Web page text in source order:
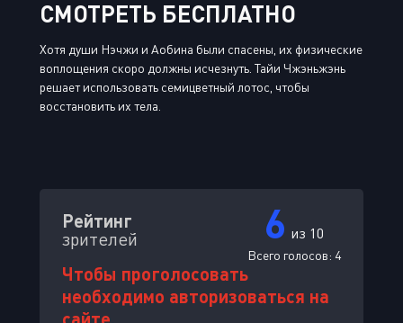
СМОТРЕТЬ БЕСПЛАТНО
Хотя души Нэчжи и Аобина были спасены, их физические
воплощения скоро должны исчезнуть. Тайи Чжэньжэнь
решает использовать семицветный лотос, чтобы
восстановить их тела.
Рейтинг
зрителей 6 из 10
Всего голосов: 4
Чтобы проголосовать
необходимо авторизоваться на
сайте.